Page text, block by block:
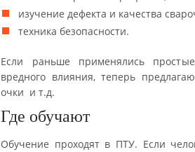
изучение дефекта и качества
техника безопасности.
Если раньше применялись
вредного влияния, теперь
очки и т.д.
Где обучают
Обучение проходят в ПТУ. Если